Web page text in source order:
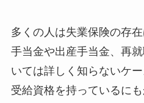
多くの人は失業保険の存
手当金や出産手当金、再
いては詳しく知らないケ
受給資格を持っているに